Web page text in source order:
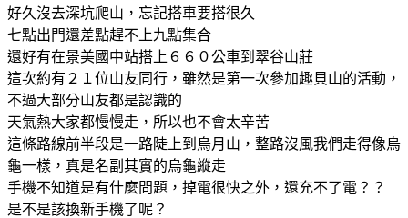
好久沒去深坑爬山，忘記搭車要搭很久
七點出門還差點趕不上九點集合
還好有在景美國中站搭上６６０公車到翠谷山莊
這次約有２１位山友同行，雖然是第一次參加趣貝山的活動，
不過大部分山友都是認識的
天氣熱大家都慢慢走，所以也不會太辛苦
這條路線前半段是一路陡上到烏月山，整路沒風我們走得像烏
龜一樣，真是名副其實的烏龜縱走
手機不知道是有什麼問題，掉電很快之外，還充不了電？？
是不是該換新手機了呢？